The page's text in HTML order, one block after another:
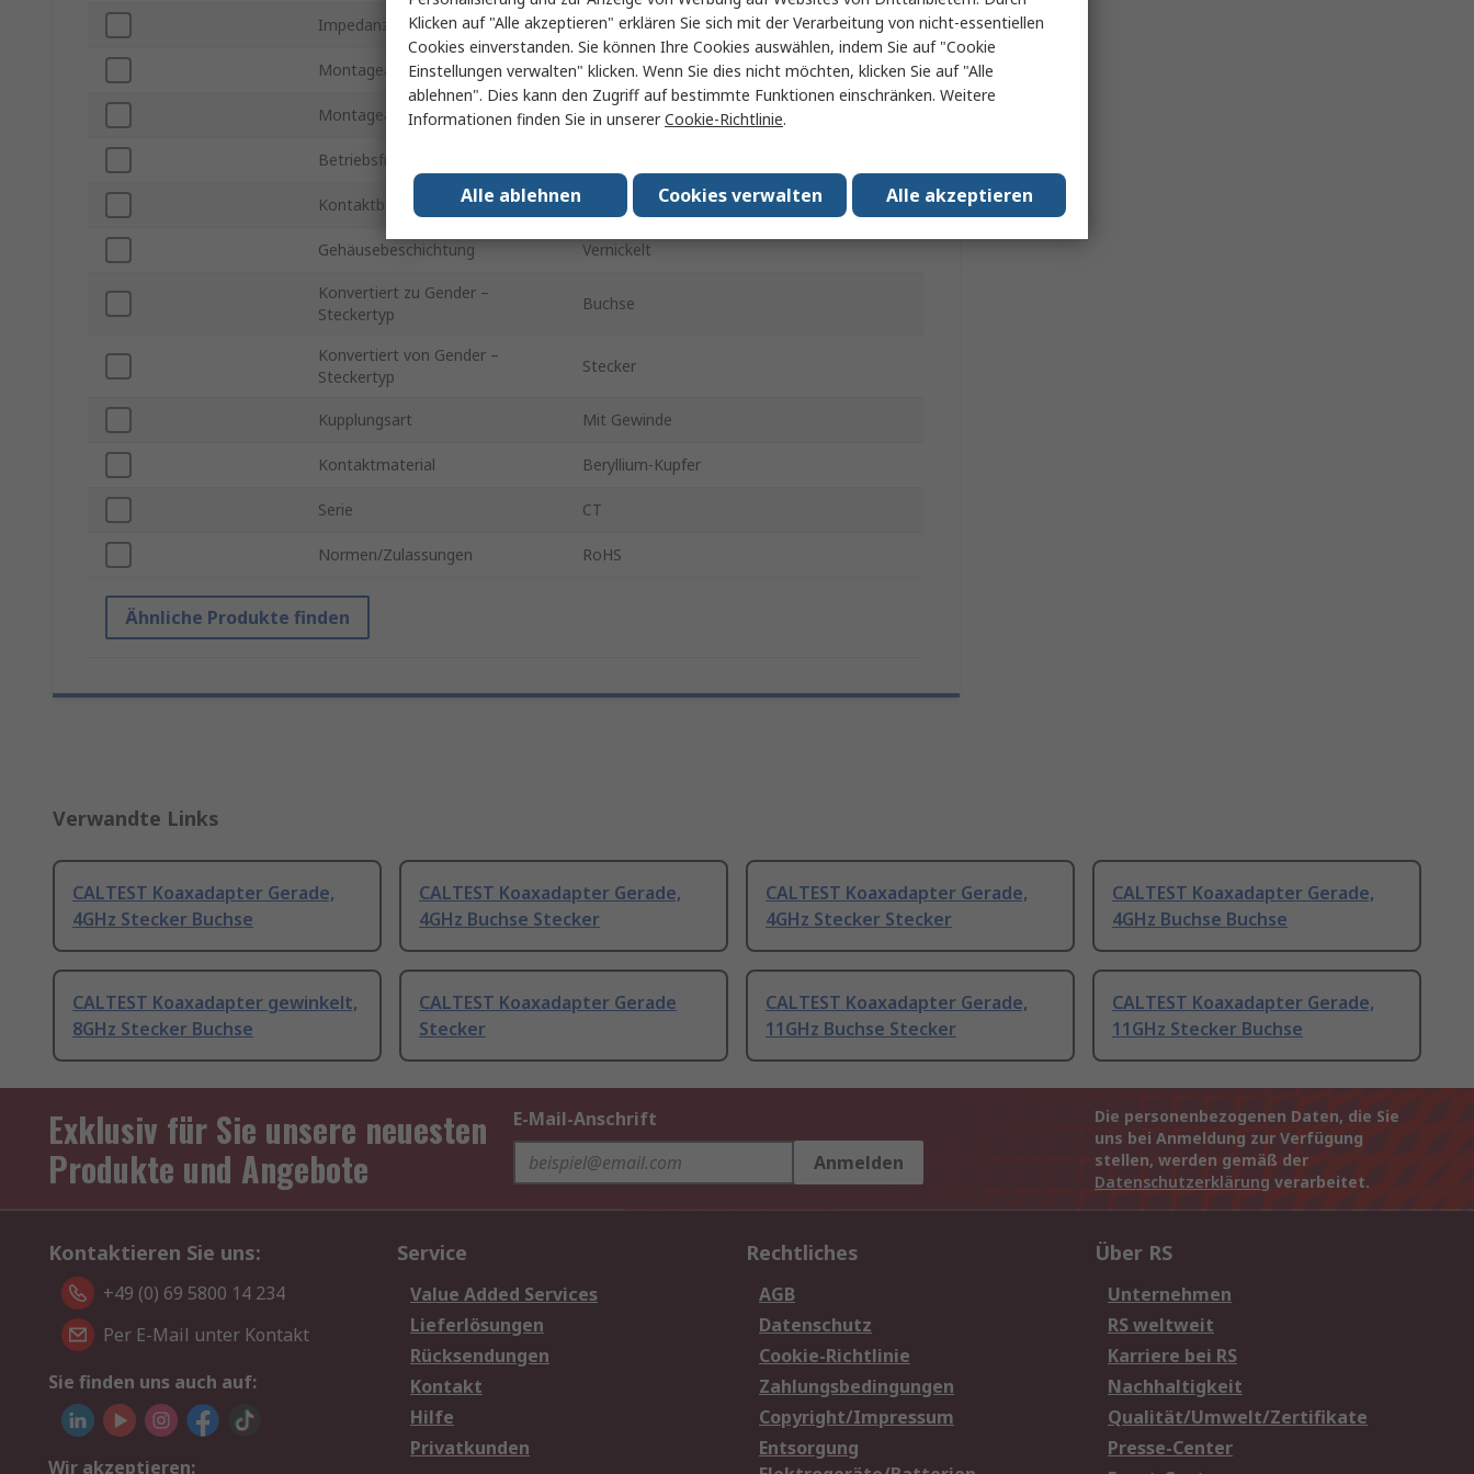
Impedanz 50Ω
Montageart Mit Gewinde
Montageausrichtung gewinkelt
Betriebsfrequenz
Kontaktbeschichtung
Gehäusebeschichtung Vernickelt
Konvertiert zu Gender –
Steckertyp
Buchse
Konvertiert von Gender –
Steckertyp
Stecker
Kupplungsart Mit Gewinde
Kontaktmaterial Beryllium-Kupfer
Serie CT
Normen/Zulassungen RoHS
Ähnliche Produkte finden
Verwandte Links
CALTEST Koaxadapter Gerade,
4GHz Stecker Buchse
CALTEST Koaxadapter Gerade,
4GHz Buchse Stecker
CALTEST Koaxadapter Gerade,
4GHz Stecker Stecker
CALTEST Koaxadapter Gerade,
4GHz Buchse Buchse
CALTEST Koaxadapter gewinkelt,
8GHz Stecker Buchse
CALTEST Koaxadapter Gerade
Stecker
CALTEST Koaxadapter Gerade,
11GHz Buchse Stecker
CALTEST Koaxadapter Gerade,
11GHz Stecker Buchse
Exklusiv für Sie unsere neuesten
Produkte und Angebote
E-Mail-Anschrift
Anmelden
Die personenbezogenen Daten, die Sie
uns bei Anmeldung zur Verfügung
stellen, werden gemäß der
Datenschutzerklärung verarbeitet.
Kontaktieren Sie uns:
+49 (0) 69 5800 14 234
Per E-Mail unter Kontakt
Sie finden uns auch auf:
Wir akzeptieren:
Service
Value Added Services
Lieferlösungen
Rücksendungen
Kontakt
Hilfe
Privatkunden
Rechtliches
AGB
Datenschutz
Cookie-Richtlinie
Zahlungsbedingungen
Copyright/Impressum
Entsorgung
Über RS
Unternehmen
RS weltweit
Karriere bei RS
Nachhaltigkeit
Qualität/Umwelt/Zertifikate
Presse-Center
Klicken auf "Alle akzeptieren" erklären Sie sich mit der Verarbeitung von nicht-essentiellen
Cookies einverstanden. Sie können Ihre Cookies auswählen, indem Sie auf "Cookie
Einstellungen verwalten" klicken. Wenn Sie dies nicht möchten, klicken Sie auf "Alle
ablehnen". Dies kann den Zugriff auf bestimmte Funktionen einschränken. Weitere
Informationen finden Sie in unsererCookie-Richtlinie.
Alle akzeptieren
Cookies verwalten
Alle ablehnen